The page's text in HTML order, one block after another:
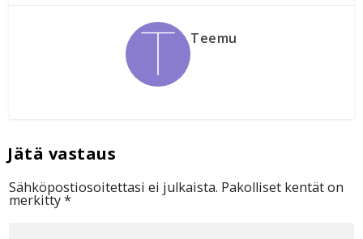
Teemu
Sähköpostiosoitettasi ei julkaista. Pakolliset kentät on
merkitty*